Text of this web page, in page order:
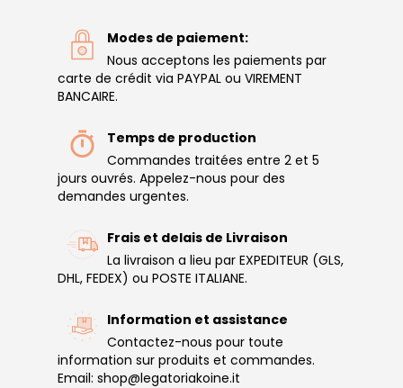
Modes de paiement:
Nous acceptons les paiements par
carte de crédit via PAYPAL ou VIREMENT
BANCAIRE.
Temps de production
Commandes traitées entre 2 et 5
jours ouvrés. Appelez-nous pour des
demandes urgentes.
Frais et delais de Livraison
La livraison a lieu par EXPEDITEUR (GLS,
DHL, FEDEX) ou POSTE ITALIANE.
Information et assistance
Contactez-nous pour toute
information sur produits et commandes.
Email: shop@legatoriakoine.it